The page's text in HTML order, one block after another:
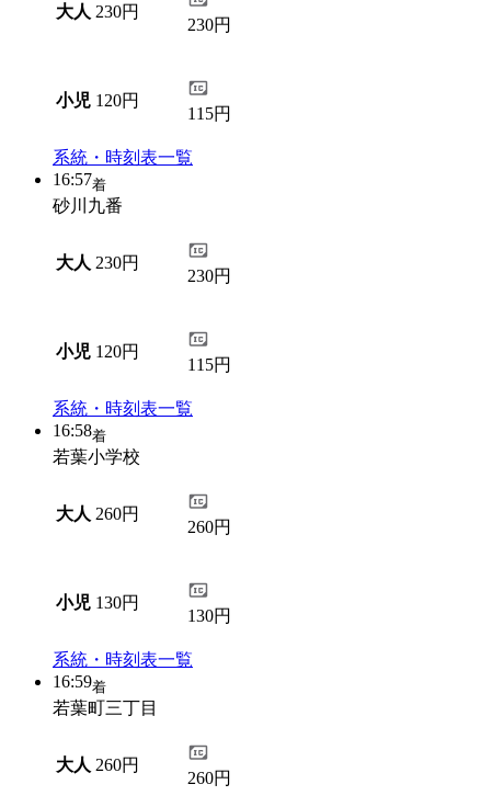
大人 230円
230円
小児 120円
115円
系統・時刻表一覧
16:57着
砂川九番
大人 230円
230円
小児 120円
115円
系統・時刻表一覧
16:58着
若葉小学校
大人 260円
260円
小児 130円
130円
系統・時刻表一覧
16:59着
若葉町三丁目
大人 260円
260円